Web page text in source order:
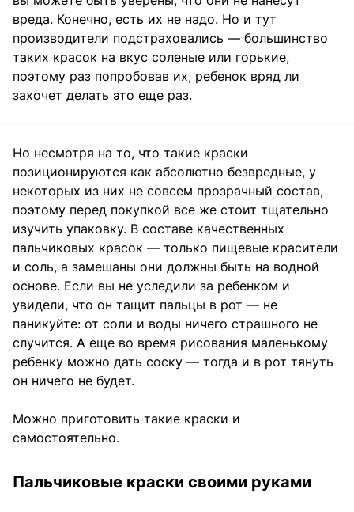
вреда. Конечно, есть их не надо. Но и тут
производители подстраховались — большинство
таких красок на вкус соленые или горькие,
поэтому раз попробовав их, ребенок вряд ли
захочет делать это еще раз.
Но несмотря на то, что такие краски
позиционируются как абсолютно безвредные, у
некоторых из них не совсем прозрачный состав,
поэтому перед покупкой все же стоит тщательно
изучить упаковку. В составе качественных
пальчиковых красок — только пищевые красители
и соль, а замешаны они должны быть на водной
основе. Если вы не уследили за ребенком и
увидели, что он тащит пальцы в рот — не
паникуйте: от соли и воды ничего страшного не
случится. А еще во время рисования маленькому
ребенку можно дать соску — тогда и в рот тянуть
он ничего не будет.
Можно приготовить такие краски и
самостоятельно.
Пальчиковые краски своими руками